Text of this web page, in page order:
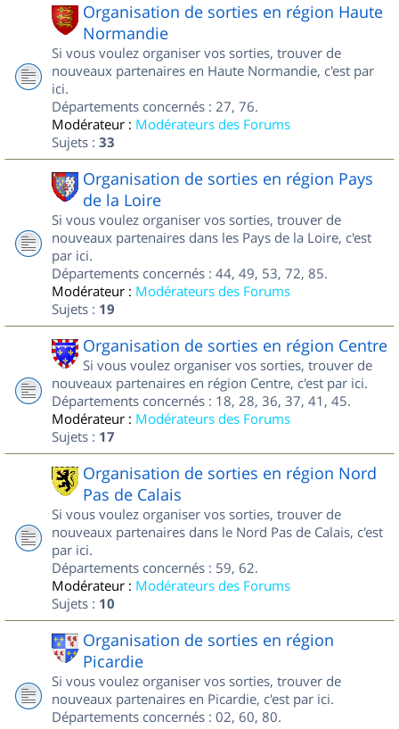
Organisation de sorties en région Haute
Normandie
Si vous voulez organiser vos sorties, trouver de
nouveaux partenaires en Haute Normandie, c'est par
ici.
Départements concernés : 27, 76.
Modérateur : Modérateurs des Forums
Sujets : 33
Organisation de sorties en région Pays
de la Loire
Si vous voulez organiser vos sorties, trouver de
nouveaux partenaires dans les Pays de la Loire, c'est
par ici.
Départements concernés : 44, 49, 53, 72, 85.
Modérateur : Modérateurs des Forums
Sujets : 19
Organisation de sorties en région Centre
Si vous voulez organiser vos sorties, trouver de
nouveaux partenaires en région Centre, c'est par ici.
Départements concernés : 18, 28, 36, 37, 41, 45.
Modérateur : Modérateurs des Forums
Sujets : 17
Organisation de sorties en région Nord
Pas de Calais
Si vous voulez organiser vos sorties, trouver de
nouveaux partenaires dans le Nord Pas de Calais, c'est
par ici.
Départements concernés : 59, 62.
Modérateur : Modérateurs des Forums
Sujets : 10
Organisation de sorties en région
Picardie
Si vous voulez organiser vos sorties, trouver de
nouveaux partenaires en Picardie, c'est par ici.
Départements concernés : 02, 60, 80.